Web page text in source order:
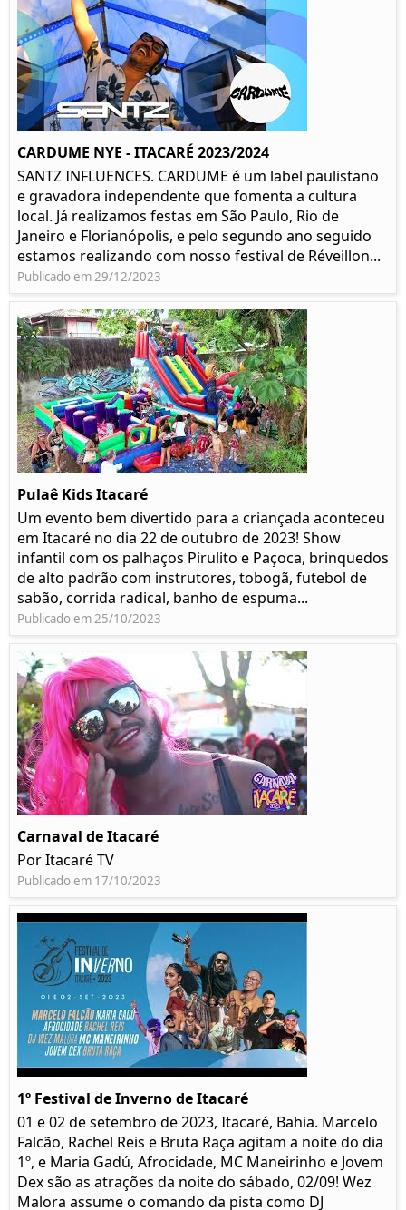
CARDUME NYE - ITACARÉ 2023/2024
SANTZ INFLUENCES. CARDUME é um label paulistano
e gravadora independente que fomenta a cultura
local. Já realizamos festas em São Paulo, Rio de
Janeiro e Florianópolis, e pelo segundo ano seguido
estamos realizando com nosso festival de Réveillon...
Publicado em 29/12/2023
Pulaê Kids Itacaré
Um evento bem divertido para a criançada aconteceu
em Itacaré no dia 22 de outubro de 2023! Show
infantil com os palhaços Pirulito e Paçoca, brinquedos
de alto padrão com instrutores, tobogã, futebol de
sabão, corrida radical, banho de espuma...
Publicado em 25/10/2023
Carnaval de Itacaré
Por Itacaré TV
Publicado em 17/10/2023
1º Festival de Inverno de Itacaré
01 e 02 de setembro de 2023, Itacaré, Bahia. Marcelo
Falcão, Rachel Reis e Bruta Raça agitam a noite do dia
1º, e Maria Gadú, Afrocidade, MC Maneirinho e Jovem
Dex são as atrações da noite do sábado, 02/09! Wez
Malora assume o comando da pista como DJ